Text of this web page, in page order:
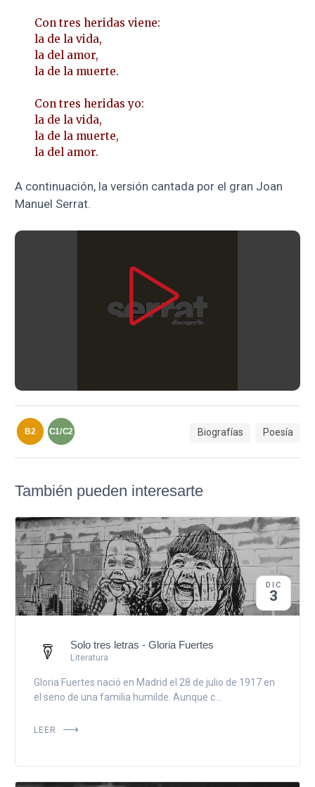
Con tres heridas viene:
la de la vida,
la del amor,
la de la muerte.
Con tres heridas yo:
la de la vida,
la de la muerte,
la del amor.
A continuación, la versión cantada por el gran Joan
Manuel Serrat.
B2 C1/C2 Biografías Poesía
También pueden interesarte
DIC
3
Solo tres letras - Gloria Fuertes
Literatura
Gloria Fuertes nació en Madrid el 28 de julio de 1917 en
el seno de una familia humilde. Aunque c...
LEER